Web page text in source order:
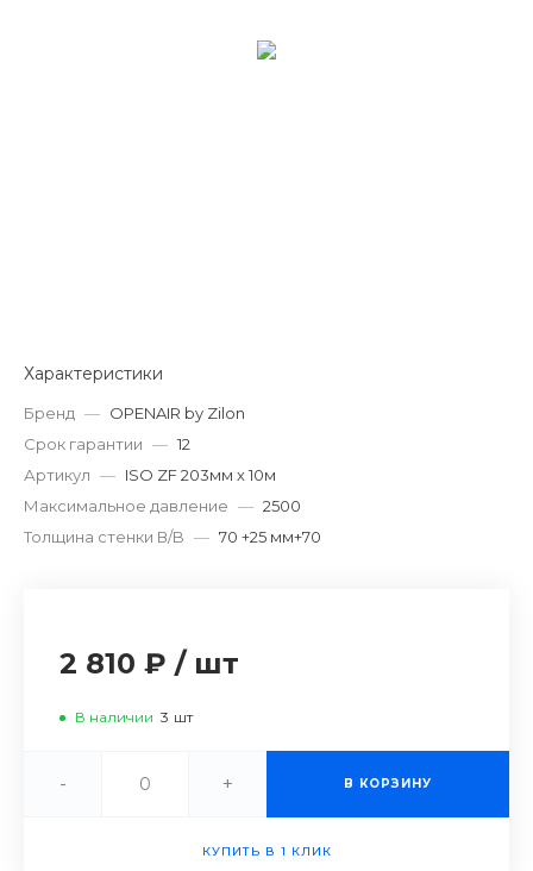
Характеристики
Бренд — OPENAIR by Zilon
Срок гарантии — 12
Артикул — ISO ZF 203мм х 10м
Максимальное давление — 2500
Толщина стенки В/B — 70 +25 мм+70
2 810 ₽ /шт
В наличии 3 шт
- + В КОРЗИНУ
КУПИТЬ В 1 КЛИК